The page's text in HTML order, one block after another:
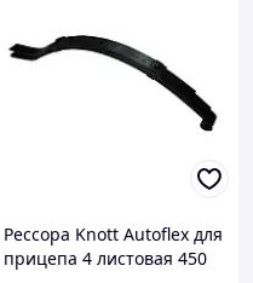
Рессора Knott Autoflex для
прицепа 4 листовая 450